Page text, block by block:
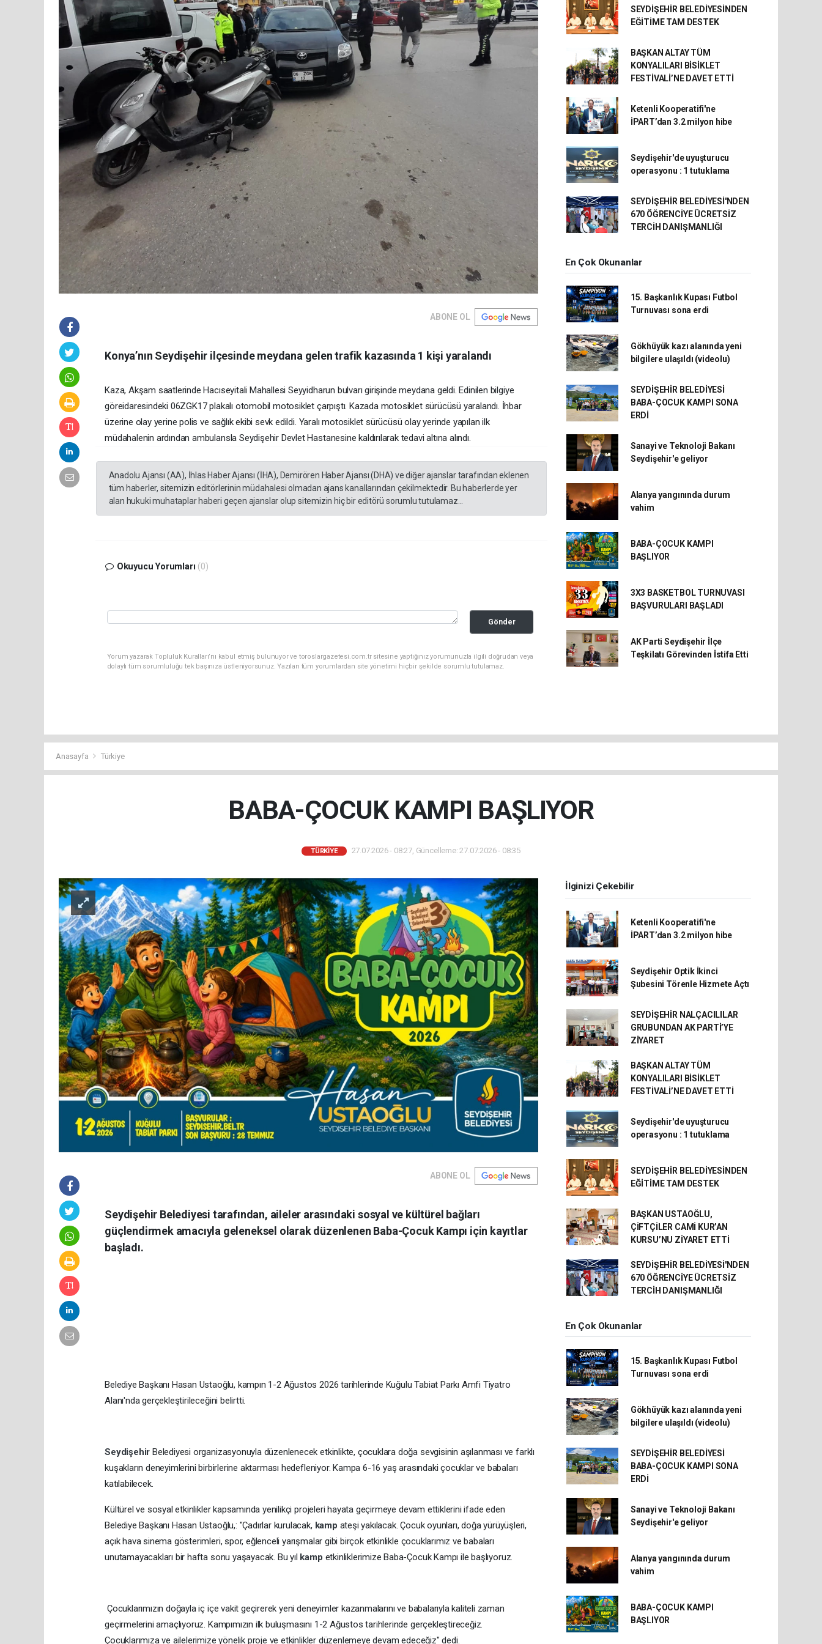
ABONE OL
Konya’nın Seydişehir ilçesinde meydana gelen trafik kazasında 1 kişi yaralandı
Kaza, Akşam saatlerinde Hacıseyitali Mahallesi Seyyidharun bulvarı girişinde meydana geldi. Edinilen bilgiye
göreidaresindeki 06ZGK17 plakalı otomobil motosiklet çarpıştı. Kazada motosiklet sürücüsü yaralandı. İhbar
üzerine olay yerine polis ve sağlık ekibi sevk edildi. Yaralı motosiklet sürücüsü olay yerinde yapılan ilk
müdahalenin ardından ambulansla Seydişehir Devlet Hastanesine kaldırılarak tedavi altına alındı.
Anadolu Ajansı (AA), İhlas Haber Ajansı (İHA), Demirören Haber Ajansı (DHA) ve diğer ajanslar tarafından eklenen
tüm haberler, sitemizin editörlerinin müdahalesi olmadan ajans kanallarından çekilmektedir. Bu haberlerde yer
alan hukuki muhataplar haberi geçen ajanslar olup sitemizin hiç bir editörü sorumlu tutulamaz...
Okuyucu Yorumları (0)
Gönder
Yorum yazarak Topluluk Kuralları’nı kabul etmiş bulunuyor ve toroslargazetesi.com.tr sitesine yaptığınız yorumunuzla ilgili doğrudan veya
dolaylı tüm sorumluluğu tek başınıza üstleniyorsunuz. Yazılan tüm yorumlardan site yönetimi hiçbir şekilde sorumlu tutulamaz.
SEYDİŞEHİR BELEDİYESİNDEN
EĞİTİME TAM DESTEK
BAŞKAN ALTAY TÜM
KONYALILARI BİSİKLET
FESTİVALİ’NE DAVET ETTİ
Ketenli Kooperatifi'ne
İPART’dan 3.2 milyon hibe
Seydişehir'de uyuşturucu
operasyonu : 1 tutuklama
SEYDİŞEHİR BELEDİYESİ'NDEN
670 ÖĞRENCİYE ÜCRETSİZ
TERCİH DANIŞMANLIĞI
En Çok Okunanlar
15. Başkanlık Kupası Futbol
Turnuvası sona erdi
Gökhüyük kazı alanında yeni
bilgilere ulaşıldı (videolu)
SEYDİŞEHİR BELEDİYESİ
BABA-ÇOCUK KAMPI SONA
ERDİ
Sanayi ve Teknoloji Bakanı
Seydişehir'e geliyor
Alanya yangınında durum
vahim
BABA-ÇOCUK KAMPI
BAŞLIYOR
3X3 BASKETBOL TURNUVASI
BAŞVURULARI BAŞLADI
AK Parti Seydişehir İlçe
Teşkilatı Görevinden İstifa Etti
Anasayfa Türkiye
BABA-ÇOCUK KAMPI BAŞLIYOR
TÜRKIYE 27.07.2026 - 08:27, Güncelleme: 27.07.2026 - 08:35
ABONE OL
Seydişehir Belediyesi tarafından, aileler arasındaki sosyal ve kültürel bağları
güçlendirmek amacıyla geleneksel olarak düzenlenen Baba-Çocuk Kampı için kayıtlar
başladı.
Belediye Başkanı Hasan Ustaoğlu, kampın 1-2 Ağustos 2026 tarihlerinde Kuğulu Tabiat Parkı Amfi Tiyatro
Alanı'nda gerçekleştirileceğini belirtti.
Seydişehir Belediyesi organizasyonuyla düzenlenecek etkinlikte, çocuklara doğa sevgisinin aşılanması ve farklı
kuşakların deneyimlerini birbirlerine aktarması hedefleniyor. Kampa 6-16 yaş arasındaki çocuklar ve babaları
katılabilecek.
Kültürel ve sosyal etkinlikler kapsamında yenilikçi projeleri hayata geçirmeye devam ettiklerini ifade eden
Belediye Başkanı Hasan Ustaoğlu,: "Çadırlar kurulacak, kamp ateşi yakılacak. Çocuk oyunları, doğa yürüyüşleri,
açık hava sinema gösterimleri, spor, eğlenceli yarışmalar gibi birçok etkinlikle çocuklarımız ve babaları
unutamayacakları bir hafta sonu yaşayacak. Bu yıl kamp etkinliklerimize Baba-Çocuk Kampı ile başlıyoruz.
Çocuklarımızın doğayla iç içe vakit geçirerek yeni deneyimler kazanmalarını ve babalarıyla kaliteli zaman
geçirmelerini amaçlıyoruz. Kampımızın ilk buluşmasını 1-2 Ağustos tarihlerinde gerçekleştireceğiz.
Çocuklarımıza ve ailelerimize yönelik proje ve etkinlikler düzenlemeye devam edeceğiz" dedi.
İlginizi Çekebilir
Ketenli Kooperatifi'ne
İPART’dan 3.2 milyon hibe
Seydişehir Optik İkinci
Şubesini Törenle Hizmete Açtı
SEYDİŞEHİR NALÇACILILAR
GRUBUNDAN AK PARTİ’YE
ZİYARET
BAŞKAN ALTAY TÜM
KONYALILARI BİSİKLET
FESTİVALİ’NE DAVET ETTİ
Seydişehir'de uyuşturucu
operasyonu : 1 tutuklama
SEYDİŞEHİR BELEDİYESİNDEN
EĞİTİME TAM DESTEK
BAŞKAN USTAOĞLU,
ÇİFTÇİLER CAMİ KUR’AN
KURSU’NU ZİYARET ETTİ
SEYDİŞEHİR BELEDİYESİ'NDEN
670 ÖĞRENCİYE ÜCRETSİZ
TERCİH DANIŞMANLIĞI
En Çok Okunanlar
15. Başkanlık Kupası Futbol
Turnuvası sona erdi
Gökhüyük kazı alanında yeni
bilgilere ulaşıldı (videolu)
SEYDİŞEHİR BELEDİYESİ
BABA-ÇOCUK KAMPI SONA
ERDİ
Sanayi ve Teknoloji Bakanı
Seydişehir'e geliyor
Alanya yangınında durum
vahim
BABA-ÇOCUK KAMPI
BAŞLIYOR